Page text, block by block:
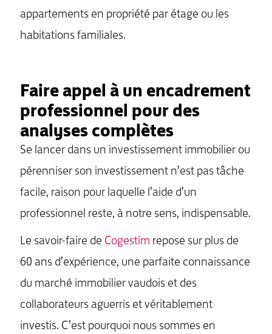
appartements en propriété par étage ou les
habitations familiales.
Faire appel à un encadrement
professionnel pour des
analyses complètes
Se lancer dans un investissement immobilier ou
pérenniser son investissement n’est pas tâche
facile, raison pour laquelle l’aide d’un
professionnel reste, à notre sens, indispensable.
Le savoir-faire de Cogestim repose sur plus de
60 ans d’expérience, une parfaite connaissance
du marché immobilier vaudois et des
collaborateurs aguerris et véritablement
investis. C’est pourquoi nous sommes en